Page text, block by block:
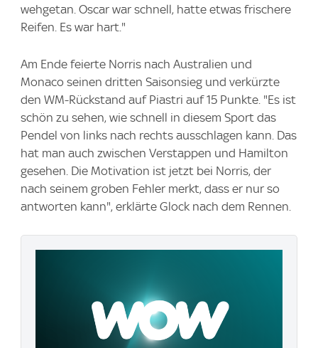
wehgetan. Oscar war schnell, hatte etwas frischere
Reifen. Es war hart."
Am Ende feierte Norris nach Australien und
Monaco seinen dritten Saisonsieg und verkürzte
den WM-Rückstand auf Piastri auf 15 Punkte. "Es ist
schön zu sehen, wie schnell in diesem Sport das
Pendel von links nach rechts ausschlagen kann. Das
hat man auch zwischen Verstappen und Hamilton
gesehen. Die Motivation ist jetzt bei Norris, der
nach seinem groben Fehler merkt, dass er nur so
antworten kann", erklärte Glock nach dem Rennen.